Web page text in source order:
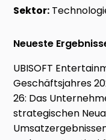
Sektor:
Neueste
UBISOFT
Geschäftsjahres
26: Das
strategischen